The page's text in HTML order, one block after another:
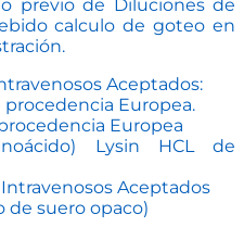
previo de Diluciones de
calculo de goteo en
Aceptados:
Europea.
Europea
Lysin HCL de
Aceptados
de suero opaco)